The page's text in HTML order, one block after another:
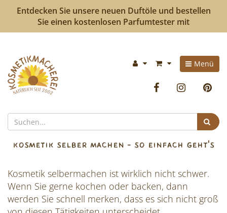
Entdecken Sie unsere neuen Duftöle und bestellen
Sie einen kostenlosen Parfumtester mit
Kosmetikmacherei
-
selbermachen
ist
so
einfach
wie
Im
Menü
Facebook
KOSMETIK SELBER MACHEN - SO EINFACH GEHT'S
Kosmetik selbermachen ist wirklich nicht schwer.
Wenn Sie gerne kochen oder backen, dann
werden Sie schnell merken, dass es sich nicht groß